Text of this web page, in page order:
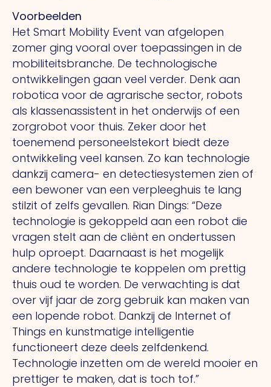
Voorbeelden
Het Smart Mobility Event van afgelopen
zomer ging vooral over toepassingen in de
mobiliteitsbranche. De technologische
ontwikkelingen gaan veel verder. Denk aan
robotica voor de agrarische sector, robots
als klassenassistent in het onderwijs of een
zorgrobot voor thuis. Zeker door het
toenemend personeelstekort biedt deze
ontwikkeling veel kansen. Zo kan technologie
dankzij camera- en detectiesystemen zien of
een bewoner van een verpleeghuis te lang
stilzit of zelfs gevallen. Rian Dings: “Deze
technologie is gekoppeld aan een robot die
vragen stelt aan de cliënt en ondertussen
hulp oproept. Daarnaast is het mogelijk
andere technologie te koppelen om prettig
thuis oud te worden. De verwachting is dat
over vijf jaar de zorg gebruik kan maken van
een lopende robot. Dankzij de Internet of
Things en kunstmatige intelligentie
functioneert deze deels zelfdenkend.
Technologie inzetten om de wereld mooier en
prettiger te maken, dat is toch tof.”